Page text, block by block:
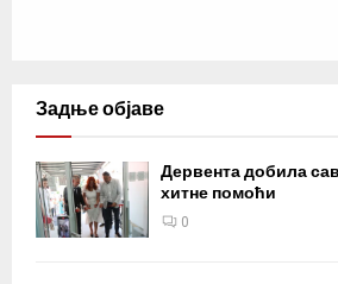
Задње објаве
Дервента добила
хитне помоћи
0